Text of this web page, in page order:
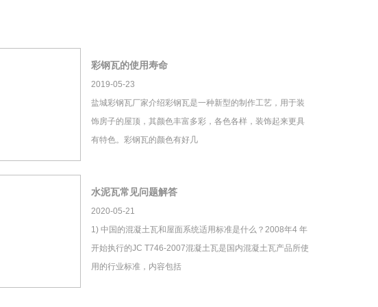
彩钢瓦的使用寿命
2019-05-23
盐城彩钢瓦厂家介绍彩钢瓦是一种新型的制作工艺，用于装
饰房子的屋顶，其颜色丰富多彩，各色各样，装饰起来更具
有特色。彩钢瓦的颜色有好几
水泥瓦常见问题解答
2020-05-21
1) 中国的混凝土瓦和屋面系统适用标准是什么？2008年4 年
开始执行的JC T746-2007混凝土瓦是国内混凝土瓦产品所使
用的行业标准，内容包括